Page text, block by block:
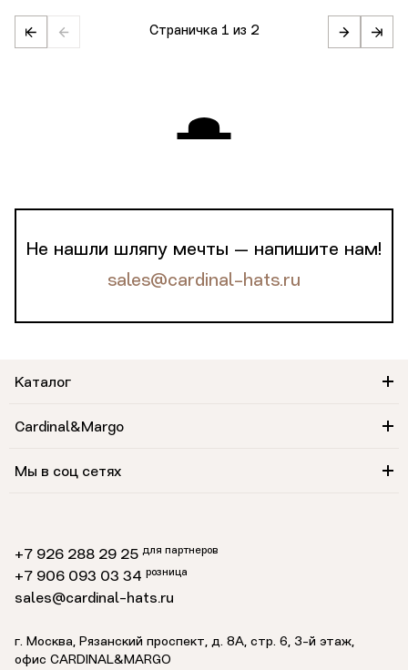
Страничка 1 из 2
Не нашли шляпу мечты — напишите нам!
sales@cardinal-hats.ru
Каталог
Cardinal&Margo
Мы в соц сетях
+7 926 288 29 25 для партнеров
+7 906 093 03 34 розница
sales@cardinal-hats.ru
г. Москва, Рязанский проспект, д. 8А, стр. 6, 3-й этаж,
офис CARDINAL&MARGO